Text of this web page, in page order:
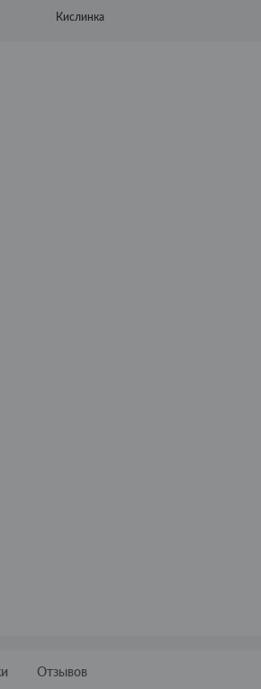
Кислинка
Отзывов